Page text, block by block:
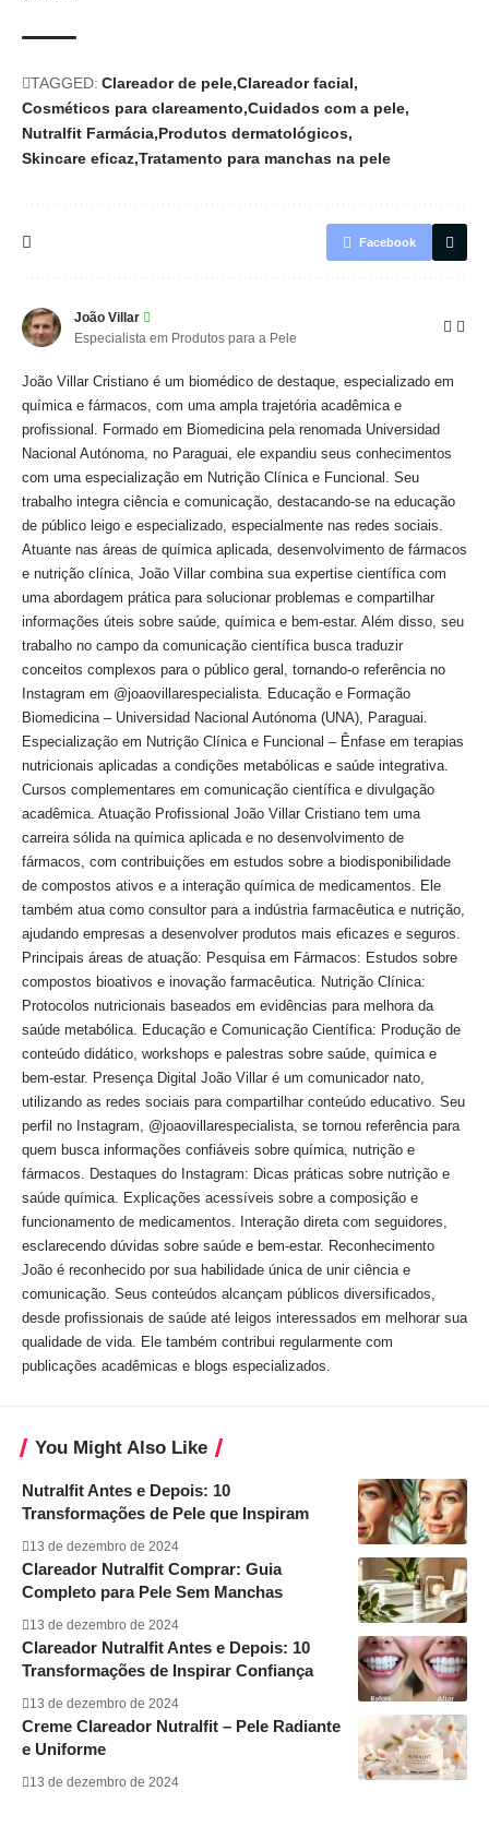
TAGGED: Clareador de pele Clareador facial
Cosméticos para clareamento Cuidados com a pele
Nutralfit Farmácia Produtos dermatológicos
Skincare eficaz Tratamento para manchas na pele
Facebook
João Villar
Especialista em Produtos para a Pele
João Villar Cristiano é um biomédico de destaque, especializado em
química e fármacos, com uma ampla trajetória acadêmica e
profissional. Formado em Biomedicina pela renomada Universidad
Nacional Autónoma, no Paraguai, ele expandiu seus conhecimentos
com uma especialização em Nutrição Clínica e Funcional. Seu
trabalho integra ciência e comunicação, destacando-se na educação
de público leigo e especializado, especialmente nas redes sociais.
Atuante nas áreas de química aplicada, desenvolvimento de fármacos
e nutrição clínica, João Villar combina sua expertise científica com
uma abordagem prática para solucionar problemas e compartilhar
informações úteis sobre saúde, química e bem-estar. Além disso, seu
trabalho no campo da comunicação científica busca traduzir
conceitos complexos para o público geral, tornando-o referência no
Instagram em @joaovillarespecialista. Educação e Formação
Biomedicina – Universidad Nacional Autónoma (UNA), Paraguai.
Especialização em Nutrição Clínica e Funcional – Ênfase em terapias
nutricionais aplicadas a condições metabólicas e saúde integrativa.
Cursos complementares em comunicação científica e divulgação
acadêmica. Atuação Profissional João Villar Cristiano tem uma
carreira sólida na química aplicada e no desenvolvimento de
fármacos, com contribuições em estudos sobre a biodisponibilidade
de compostos ativos e a interação química de medicamentos. Ele
também atua como consultor para a indústria farmacêutica e nutrição,
ajudando empresas a desenvolver produtos mais eficazes e seguros.
Principais áreas de atuação: Pesquisa em Fármacos: Estudos sobre
compostos bioativos e inovação farmacêutica. Nutrição Clínica:
Protocolos nutricionais baseados em evidências para melhora da
saúde metabólica. Educação e Comunicação Científica: Produção de
conteúdo didático, workshops e palestras sobre saúde, química e
bem-estar. Presença Digital João Villar é um comunicador nato,
utilizando as redes sociais para compartilhar conteúdo educativo. Seu
perfil no Instagram, @joaovillarespecialista, se tornou referência para
quem busca informações confiáveis sobre química, nutrição e
fármacos. Destaques do Instagram: Dicas práticas sobre nutrição e
saúde química. Explicações acessíveis sobre a composição e
funcionamento de medicamentos. Interação direta com seguidores,
esclarecendo dúvidas sobre saúde e bem-estar. Reconhecimento
João é reconhecido por sua habilidade única de unir ciência e
comunicação. Seus conteúdos alcançam públicos diversificados,
desde profissionais de saúde até leigos interessados em melhorar sua
qualidade de vida. Ele também contribui regularmente com
publicações acadêmicas e blogs especializados.
You Might Also Like
Nutralfit Antes e Depois: 10
Transformações de Pele que Inspiram
13 de dezembro de 2024
Clareador Nutralfit Comprar: Guia
Completo para Pele Sem Manchas
13 de dezembro de 2024
Clareador Nutralfit Antes e Depois: 10
Transformações de Inspirar Confiança
13 de dezembro de 2024
Creme Clareador Nutralfit – Pele Radiante
e Uniforme
13 de dezembro de 2024